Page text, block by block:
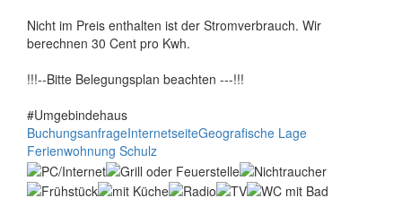
Nicht im Preis enthalten ist der Stromverbrauch. Wir
berechnen 30 Cent pro Kwh.
!!!--Bitte Belegungsplan beachten ---!!!
#Umgebindehaus
BuchungsanfrageInternetseiteGeografische Lage
Ferienwohnung Schulz